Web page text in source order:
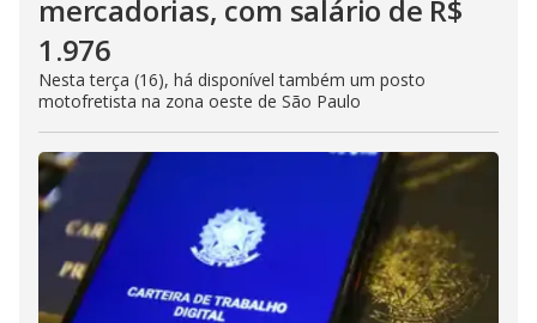
mercadorias, com salário de R$
1.976
Nesta terça (16), há disponível também um posto
motofretista na zona oeste de São Paulo